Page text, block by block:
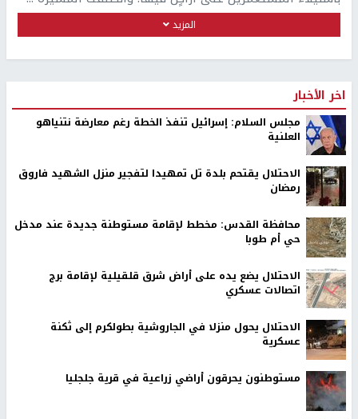
المزيد
اخر الأخبار
مجلس السلام: إسرائيل تنفذ الخطة رغم معارضة نتنياهو
العلنية
الاحتلال يقتحم بلدة تل تمهيدا لتفجير منزل الشهيد فاروق
رمضان
محافظة القدس: مخطط لإقامة مستوطنة جديدة عند مدخل
حي أم طوبا
الاحتلال يضع يده على أراض شرق قلقيلية لإقامة برج
اتصالات عسكري
الاحتلال يحول منزلا في الجاروشية بطولكرم إلى ثكنة
عسكرية
مستوطنون يحرقون أراضي زراعية في قرية جلجليا